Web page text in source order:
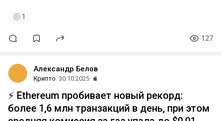
1
127
Александр Белов
Крипто 30.10.2025
⚡ Ethereum пробивает новый рекорд:
более 1,6 млн транзакций в день, при этом